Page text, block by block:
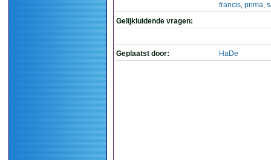
francis, prima,
Gelijkluidende vragen:
Geplaatst door: HaDe